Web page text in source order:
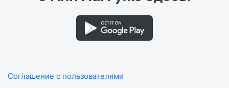
Соглашение с пользователями